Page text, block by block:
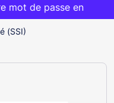
sur votre panier
le codeBIENVENUE
de passe en
(SSI)